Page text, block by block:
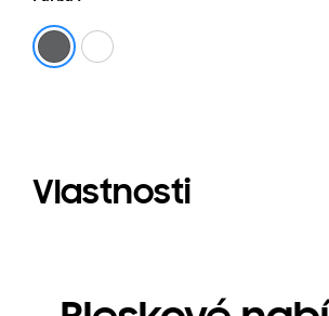
Vlastnosti